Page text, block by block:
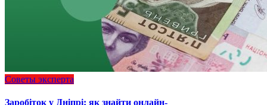
Советы эксперта
Заробіток у Дніпрі: як знайти онлайн-